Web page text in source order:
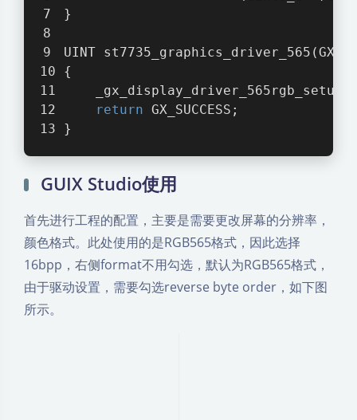
}
UINT
{
return GX_SUCCESS;
}
GUIX Studio使用
首先进行工程的配置，主要是需要更改屏幕的分辨率，
颜色格式。此处使用的是RGB565格式，因此选择
16bpp，右侧format不用勾选，默认为RGB565格式，
由于驱动设置，需要勾选reverse byte order，如下图
所示。